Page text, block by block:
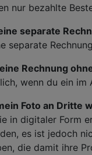
nur bezahlte
separate
separate
Rechnung
wenn du ein im
Foto an Dritte
in digitaler Form
es ist jedoch
die damit ihre